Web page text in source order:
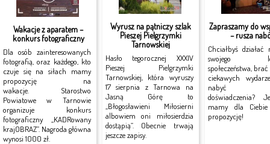
Wakacje z aparatem –
konkurs fotograficzny
Dla osób zainteresowanych
fotografią, oraz każdego, kto
czuje się na siłach mamy
propozycję na
wakacje. Starostwo
Powiatowe w Tarnowie
organizuje konkurs
fotograficzny „KADRowany
krajOBRAZ”. Nagroda główna
wynosi 1000 zł.
Wyrusz na pątniczy szlak
Pieszej Pielgrzymki
Tarnowskiej
Hasło tegorocznej XXXIV
Pieszej Pielgrzymki
Tarnowskiej, która wyruszy
17 sierpnia z Tarnowa na
Jasną Górę to
„Błogosławieni Miłosierni
albowiem oni miłosierdzia
dostąpią”. Obecnie trwają
jeszcze zapisy.
Zapraszamy do
– rusza
Chciałbyś działać
swojego
społeczeństwa,
ciekawych
nabyć
doświadczenia?
mamy dla Ciebie
propozycję!